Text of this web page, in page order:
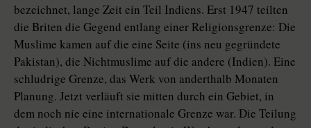
bezeichnet, lange Zeit ein Teil Indiens. Erst 1947 teilten
die Briten die Gegend entlang einer Religionsgrenze: Die
Muslime kamen auf die eine Seite (ins neu gegründete
Pakistan), die Nichtmuslime auf die andere (Indien). Eine
schludrige Grenze, das Werk von anderthalb Monaten
Planung. Jetzt verläuft sie mitten durch ein Gebiet, in
dem noch nie eine internationale Grenze war. Die Teilung